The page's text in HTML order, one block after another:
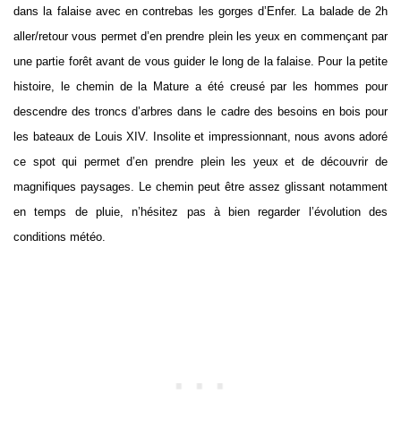
dans la falaise avec en contrebas les gorges d’Enfer. La balade de 2h
aller/retour vous permet d’en prendre plein les yeux en commençant par
une partie forêt avant de vous guider le long de la falaise. Pour la petite
histoire, le chemin de la Mature a été creusé par les hommes pour
descendre des troncs d’arbres dans le cadre des besoins en bois pour
les bateaux de Louis XIV. Insolite et impressionnant, nous avons adoré
ce spot qui permet d’en prendre plein les yeux et de découvrir de
magnifiques paysages. Le chemin peut être assez glissant notamment
en temps de pluie, n’hésitez pas à bien regarder l’évolution des
conditions météo.